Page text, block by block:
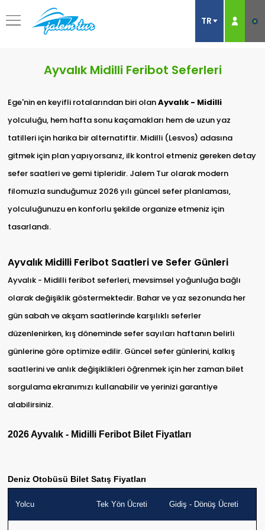
Ayvalık Midilli Feribot Seferleri
Ege'nin en keyifli rotalarından biri olanAyvalık - Midilli
yolculuğu, hem hafta sonu kaçamakları hem de uzun yaz
tatilleri için harika bir alternatiftir. Midilli (Lesvos) adasına
gitmek için plan yapıyorsanız, ilk kontrol etmeniz gereken detay
sefer saatleri ve gemi tipleridir. Jalem Tur olarak modern
filomuzla sunduğumuz 2026 yılı güncel sefer planlaması,
yolculuğunuzu en konforlu şekilde organize etmeniz için
tasarlandı.
Ayvalık Midilli Feribot Saatleri ve Sefer Günleri
Ayvalık - Midilli feribot seferleri, mevsimsel yoğunluğa bağlı
olarak değişiklik göstermektedir. Bahar ve yaz sezonunda her
gün sabah ve akşam saatlerinde karşılıklı seferler
düzenlenirken, kış döneminde sefer sayıları haftanın belirli
günlerine göre optimize edilir. Güncel sefer günlerini, kalkış
saatlerini ve anlık değişiklikleri öğrenmek için her zaman bilet
sorgulama ekranımızı kullanabilir ve yerinizi garantiye
alabilirsiniz.
2026 Ayvalık - Midilli Feribot Bilet Fiyatları
Deniz Otobüsü Bilet Satış Fiyatları
Yolcu Tek Yön Ücreti Gidiş - Dönüş Ücreti